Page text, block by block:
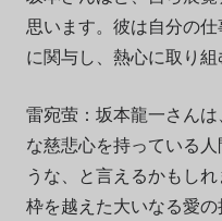
思います。彼は自分の
に関与し、熱心に取り組
雷宛萤：坂本龍一さん
な慈悲心を持っている
うな、と言えるかもし
枠を越えた大いなる愛